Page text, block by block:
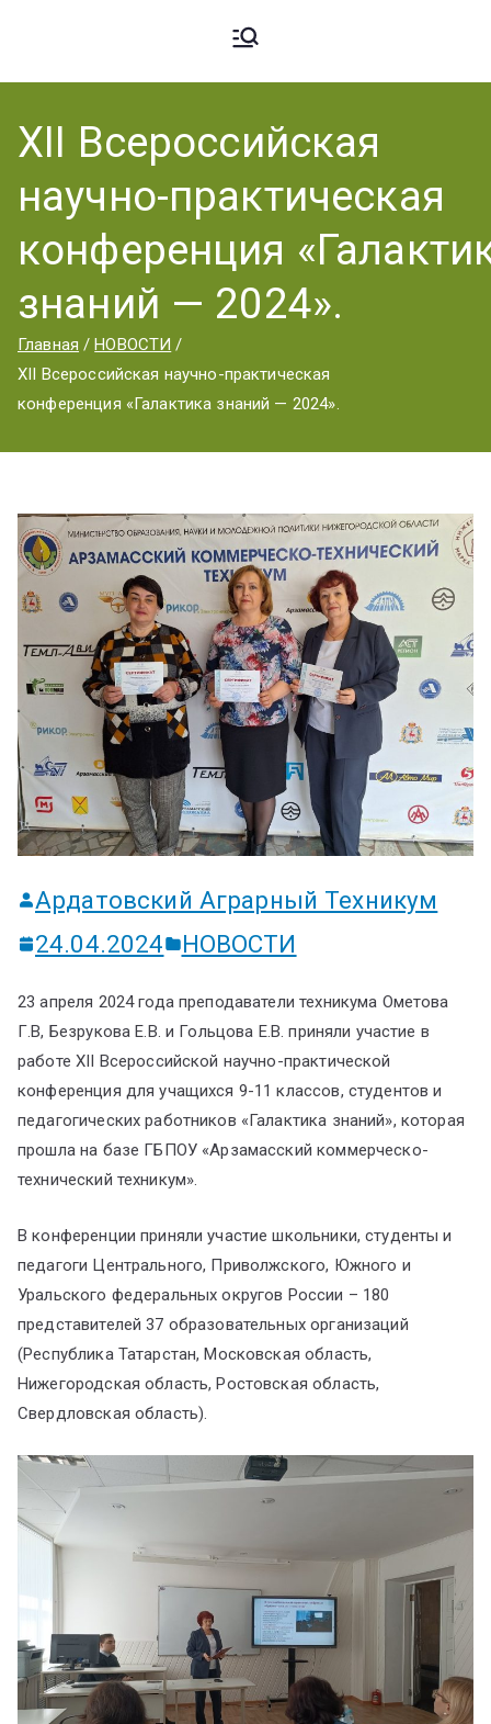
Ардато
вский
Аграрн
ый
Техник
ум
аграрный
техникум».
ХII Всероссийская
научно-практическая
конференция
знаний — 2024».
Главная
НОВОСТИ
ХII Всероссийская научно-практическая
конференция «Галактика знаний — 2024».
Ардатовский Аграрный Техникум
24.04.2024
НОВОСТИ
23 апреля 2024 года преподаватели техникума Ометова
Г.В, Безрукова Е.В. и Гольцова Е.В. приняли участие в
работе XII Всероссийской научно-практической
конференция для учащихся 9-11 классов, студентов и
педагогических работников «Галактика знаний», которая
прошла на базе ГБПОУ «Арзамасский коммерческо-
технический техникум».
В конференции приняли участие школьники, студенты и
педагоги Центрального, Приволжского, Южного и
Уральского федеральных округов России – 180
представителей 37 образовательных организаций
(Республика Татарстан, Московская область,
Нижегородская область, Ростовская область,
Свердловская область).